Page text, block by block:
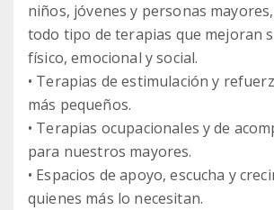
niños, jóvenes y personas
todo tipo de terapias que mejoran
físico, emocional y social.
• Terapias de estimulación y
más pequeños.
• Terapias ocupacionales y de
para nuestros mayores.
• Espacios de apoyo, escucha y
quienes más lo necesitan.